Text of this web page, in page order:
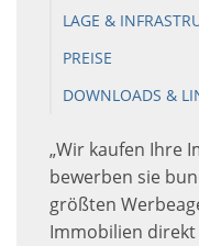
LAGE &
PREISE
DOWNLOADS &
„Wir kaufen Ihre
bewerben sie
größten
Immobilien